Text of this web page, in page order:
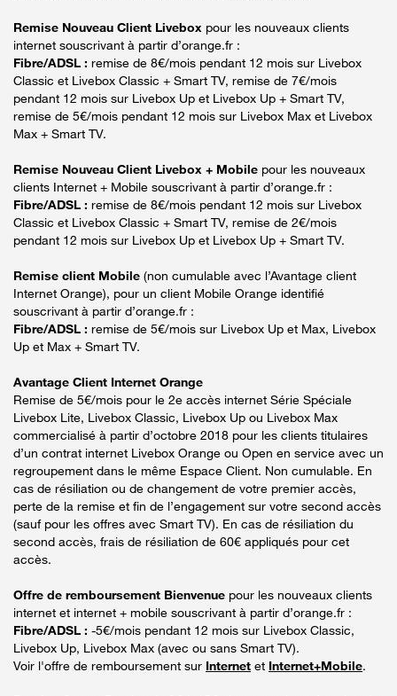
Remise Nouveau Client Livebox pour les nouveaux clients
internet souscrivant à partir d’orange.fr :
Fibre/ADSL : remise de 8€/mois pendant 12 mois sur Livebox
Classic et Livebox Classic + Smart TV, remise de 7€/mois
pendant 12 mois sur Livebox Up et Livebox Up + Smart TV,
remise de 5€/mois pendant 12 mois sur Livebox Max et Livebox
Max + Smart TV.
Remise Nouveau Client Livebox + Mobile pour les nouveaux
clients Internet + Mobile souscrivant à partir d’orange.fr :
Fibre/ADSL : remise de 8€/mois pendant 12 mois sur Livebox
Classic et Livebox Classic + Smart TV, remise de 2€/mois
pendant 12 mois sur Livebox Up et Livebox Up + Smart TV.
Remise client Mobile (non cumulable avec l’Avantage client
Internet Orange), pour un client Mobile Orange identifié
souscrivant à partir d’orange.fr :
Fibre/ADSL : remise de 5€/mois sur Livebox Up et Max, Livebox
Up et Max + Smart TV.
Avantage Client Internet Orange
Remise de 5€/mois pour le 2e accès internet Série Spéciale
Livebox Lite, Livebox Classic, Livebox Up ou Livebox Max
commercialisé à partir d’octobre 2018 pour les clients titulaires
d’un contrat internet Livebox Orange ou Open en service avec un
regroupement dans le même Espace Client. Non cumulable. En
cas de résiliation ou de changement de votre premier accès,
perte de la remise et fin de l’engagement sur votre second accès
(sauf pour les offres avec Smart TV). En cas de résiliation du
second accès, frais de résiliation de 60€ appliqués pour cet
accès.
Offre de remboursement Bienvenue pour les nouveaux clients
internet et internet + mobile souscrivant à partir d’orange.fr :
Fibre/ADSL : -5€/mois pendant 12 mois sur Livebox Classic,
Livebox Up, Livebox Max (avec ou sans Smart TV).
Voir l'offre de remboursement sur Internet et Internet+Mobile.